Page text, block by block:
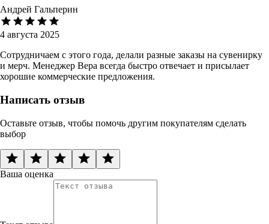
Андрей Гальперин
4 августа 2025
Сотрудничаем с этого года, делали разные заказы на сувенирку
и мерч. Менеджер Вера всегда быстро отвечает и присылает
хорошие коммерческие предложения.
Написать отзыв
Оставьте отзыв, чтобы помочь другим покупателям сделать
выбор
Ваша оценка